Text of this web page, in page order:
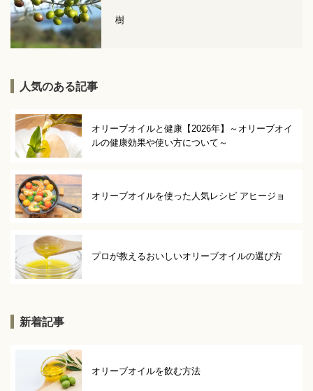
樹
人気のある記事
オリーブオイルと健康【2026年】～オリーブオイ
ルの健康効果や使い方について～
オリーブオイルを使った人気レシピ アヒージョ
プロが教えるおいしいオリーブオイルの選び方
新着記事
オリーブオイルを飲む方法